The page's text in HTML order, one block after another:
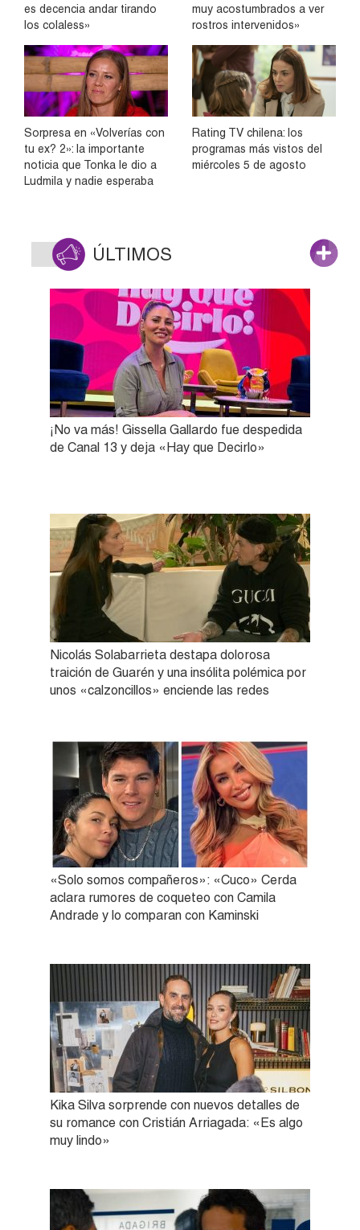
es decencia andar tirando
los colaless»
muy acostumbrados a ver
rostros intervenidos»
Sorpresa en «Volverías con
tu ex? 2»: la importante
noticia que Tonka le dio a
Ludmila y nadie esperaba
Rating TV chilena: los
programas más vistos del
miércoles 5 de agosto
ÚLTIMOS
¡No va más! Gissella Gallardo fue despedida
de Canal 13 y deja «Hay que Decirlo»
Nicolás Solabarrieta destapa dolorosa
traición de Guarén y una insólita polémica por
unos «calzoncillos» enciende las redes
«Solo somos compañeros»: «Cuco» Cerda
aclara rumores de coqueteo con Camila
Andrade y lo comparan con Kaminski
Kika Silva sorprende con nuevos detalles de
su romance con Cristián Arriagada: «Es algo
muy lindo»